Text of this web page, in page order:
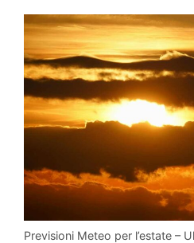
Previsioni Meteo per l’estate –